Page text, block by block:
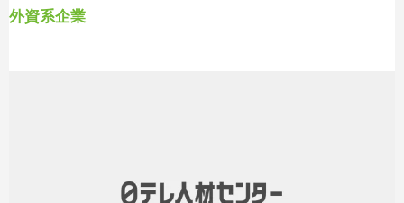
外資系企業